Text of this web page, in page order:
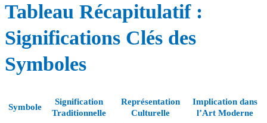
Tableau Récapitulatif :
Significations Clés des
Symboles
Symbole
Signification
Traditionnelle
Représentation
Culturelle
Implication dans
l’Art Moderne